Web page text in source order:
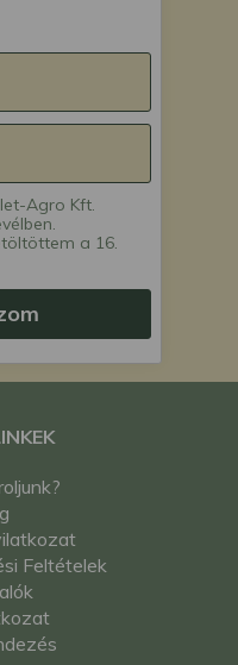
Agro Kft.
a 16.
Feltételek